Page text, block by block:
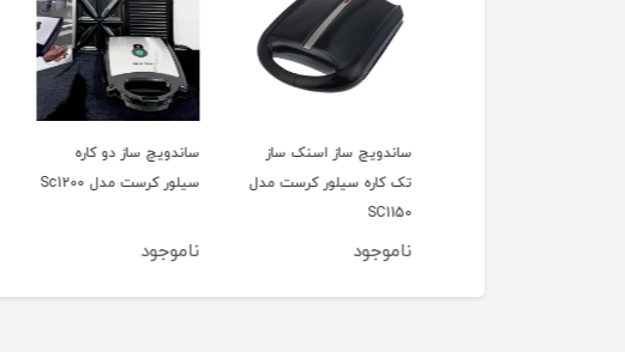
ساندویچ ساز اسنک ساز
تک کاره سیلور کرست مدل
SC1150
ناموجود
ساندویچ ساز دو کاره
سیلور کرست مدل Sc1200
ناموجود